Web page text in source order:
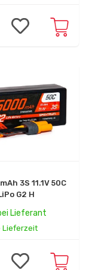
3S 11.1V 50C
G2 H
Lieferant
Lieferzeit